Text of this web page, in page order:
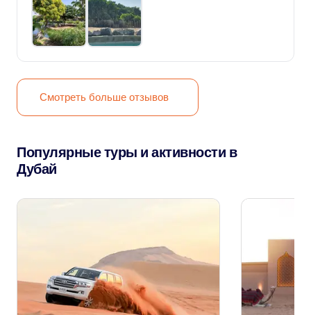
Смотреть больше отзывов
Популярные туры и активности в
Дубай